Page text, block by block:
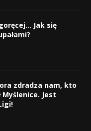
Jak się
zdradza nam, kto
Myślenice. Jest